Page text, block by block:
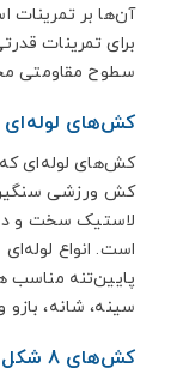
آن‌ها بر تمرینات
برای تمرینات
سطوح مقاومتی
کش‌های لوله‌ای
کش ورزشی سنگین
لاستیک سخت و
است. انواع
پایین‌تنه مناسب
سینه، شانه، بازو
کش‌های 8 شکل